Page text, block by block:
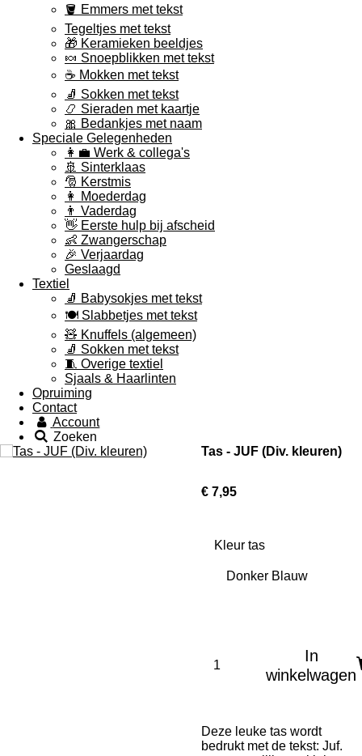
🪣 Emmers met tekst
Tegeltjes met tekst
🎁 Keramieken beeldjes
🍬 Snoepblikken met tekst
☕ Mokken met tekst
🧦 Sokken met tekst
📿 Sieraden met kaartje
🎀 Bedankjes met naam
Speciale Gelegenheden
👩‍💼 Werk & collega's
🚢 Sinterklaas
🎅 Kerstmis
👩 Moederdag
👨 Vaderdag
👋 Eerste hulp bij afscheid
👶 Zwangerschap
🎉 Verjaardag
Geslaagd
Textiel
🧦 Babysokjes met tekst
🍽️ Slabbetjes met tekst
🧸 Knuffels (algemeen)
🧦 Sokken met tekst
🧵 Overige textiel
Sjaals & Haarlinten
Opruiming
Contact
Account
Zoeken
Tas - JUF (Div. kleuren)
€ 7,95
Kleur tas
In
winkelwagen
Deze leuke tas wordt
bedrukt met de tekst: Juf.